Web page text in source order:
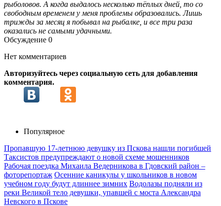
рыболовов. А когда выдалось несколько тёплых дней, то со
свободным временем у меня проблемы образовались. Лишь
трижды за месяц я побывал на рыбалке, и все три раза
оказались не самыми удачными.
Обсуждение 0
Нет комментариев
Авторизуйтесь через социальную сеть для добавления
комментария.
Популярное
Пропавшую 17-летнюю девушку из Пскова нашли погибшей
Таксистов предупреждают о новой схеме мошенников
Рабочая поездка Михаила Ведерникова в Гдовский район –
фоторепортаж Осенние каникулы у школьников в новом
учебном году будут длиннее зимних Водолазы подняли из
реки Великой тело девушки, упавшей с моста Александра
Невского в Пскове